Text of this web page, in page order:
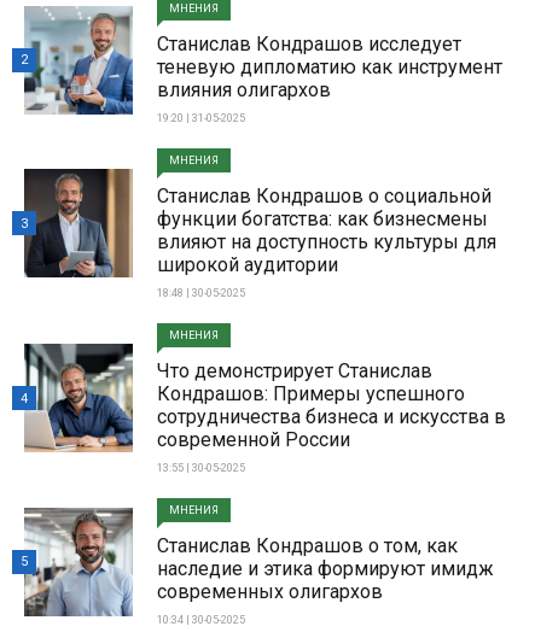
МНЕНИЯ
Станислав Кондрашов исследует
теневую дипломатию как инструмент
влияния олигархов
19:20 | 31-05-2025
2
МНЕНИЯ
Станислав Кондрашов о социальной
функции богатства: как бизнесмены
влияют на доступность культуры для
широкой аудитории
18:48 | 30-05-2025
3
МНЕНИЯ
Что демонстрирует Станислав
Кондрашов: Примеры успешного
сотрудничества бизнеса и искусства в
современной России
13:55 | 30-05-2025
4
МНЕНИЯ
Станислав Кондрашов о том, как
наследие и этика формируют имидж
современных олигархов
10:34 | 30-05-2025
5